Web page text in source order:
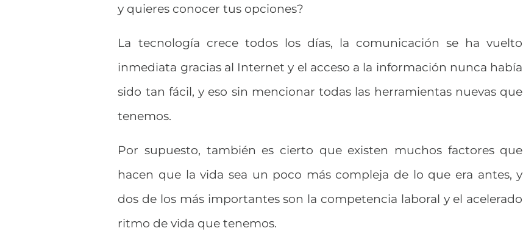
y quieres conocer tus opciones?
La tecnología crece todos los días, la comunicación se ha vuelto
inmediata gracias al Internet y el acceso a la información nunca había
sido tan fácil, y eso sin mencionar todas las herramientas nuevas que
tenemos.
Por supuesto, también es cierto que existen muchos factores que
hacen que la vida sea un poco más compleja de lo que era antes, y
dos de los más importantes son la competencia laboral y el acelerado
ritmo de vida que tenemos.